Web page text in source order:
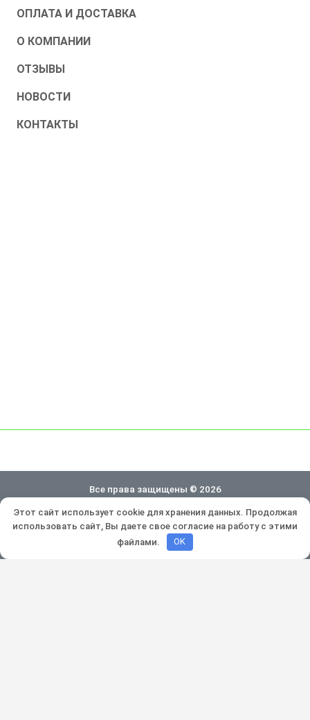
ОПЛАТА И ДОСТАВКА
О КОМПАНИИ
ОТЗЫВЫ
НОВОСТИ
КОНТАКТЫ
Все права защищены © 2026
Политика конфиденциальности
Разработка и продвижение:
Этот сайт использует cookie для хранения данных. Продолжая
использовать сайт, Вы даете свое согласие на работу с этими
файлами.
OK